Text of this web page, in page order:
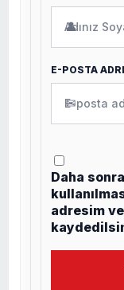
👤
E-POSTA
✉
Daha
adresim